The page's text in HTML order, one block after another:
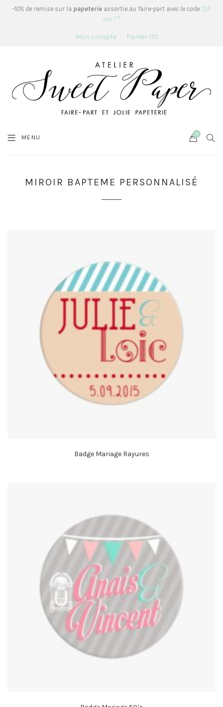
-10% de remise sur la papeterie assortie au faire-part avec le code "Oh
oui !"*
Mon compte Panier 0
MENU Cart
0
MIROIR BAPTEME PERSONNALISÉ
Badge Mariage Rayures